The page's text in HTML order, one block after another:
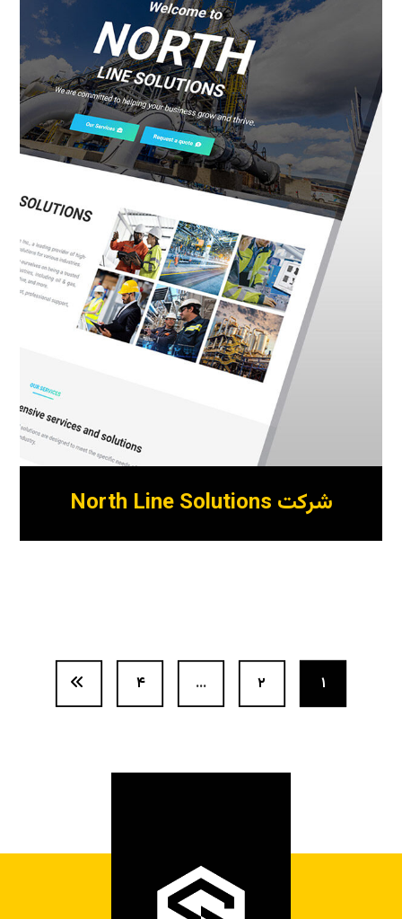
شرکت North Line Solutions
۱ ۲ … ۴